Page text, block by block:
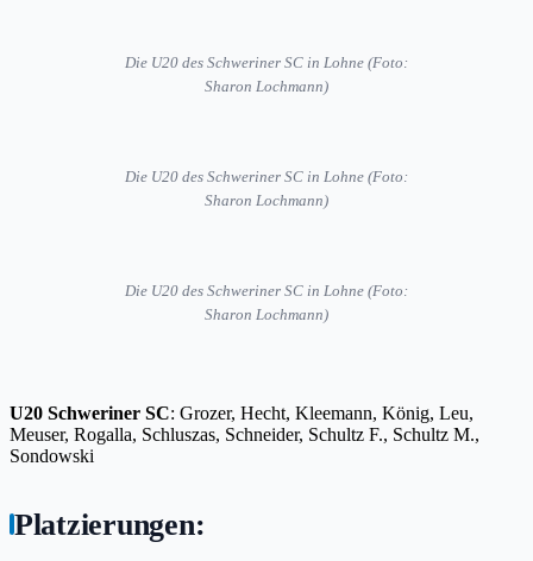
Die U20 des Schweriner SC in Lohne (Foto:
Sharon Lochmann)
Die U20 des Schweriner SC in Lohne (Foto:
Sharon Lochmann)
Die U20 des Schweriner SC in Lohne (Foto:
Sharon Lochmann)
U20 Schweriner SC: Grozer, Hecht, Kleemann, König, Leu,
Meuser, Rogalla, Schluszas, Schneider, Schultz F., Schultz M.,
Sondowski
Platzierungen: